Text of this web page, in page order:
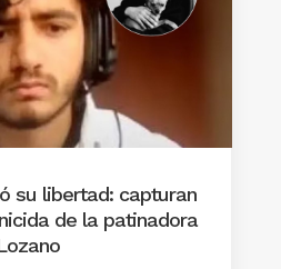
su libertad: capturan
de la patinadora